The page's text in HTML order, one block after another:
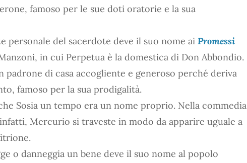
famoso per le sue doti oratorie e la sua
personale del sacerdote deve il suo nome ai Promessi
in cui Perpetua è la domestica di Don Abbondio.
padrone di casa accogliente e generoso perché deriva
famoso per la sua prodigalità.
Sosia un tempo era un nome proprio. Nella commedia
Mercurio si traveste in modo da apparire uguale a
o danneggia un bene deve il suo nome al popolo